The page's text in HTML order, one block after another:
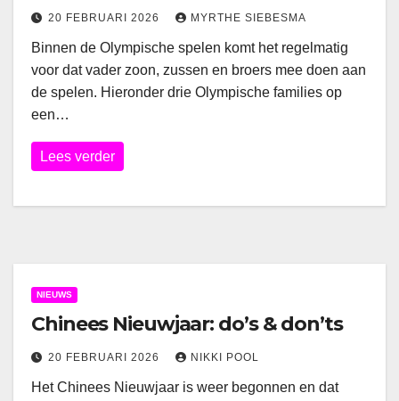
20 FEBRUARI 2026 MYRTHE SIEBESMA
Binnen de Olympische spelen komt het regelmatig
voor dat vader zoon, zussen en broers mee doen aan
de spelen. Hieronder drie Olympische families op
een…
Lees verder
NIEUWS
Chinees Nieuwjaar: do’s & don’ts
20 FEBRUARI 2026 NIKKI POOL
Het Chinees Nieuwjaar is weer begonnen en dat